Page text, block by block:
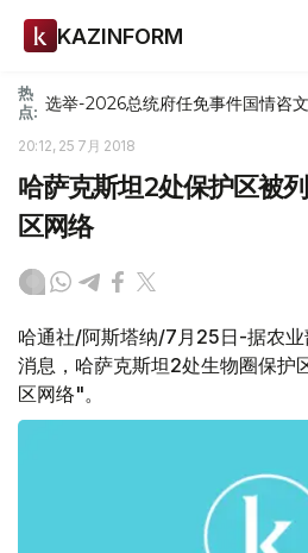
KAZINFORM
热
点: 选举-2026总统府任免事件国情咨文
20:12, 25 7月 2018
哈萨克斯坦2处保护区被
区网络
哈通社/阿斯塔纳/7月25日-据农
消息，哈萨克斯坦2处生物圈保护
区网络"。